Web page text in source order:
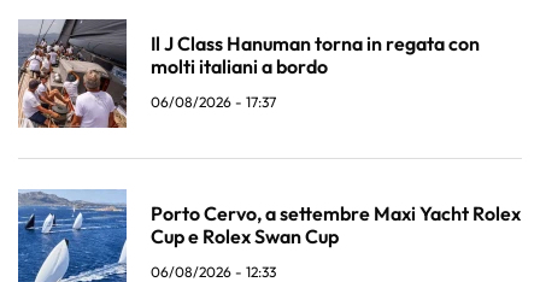
Il J Class Hanuman torna in regata con
molti italiani a bordo
06/08/2026 - 17:37
Porto Cervo, a settembre Maxi Yacht Rolex
Cup e Rolex Swan Cup
06/08/2026 - 12:33